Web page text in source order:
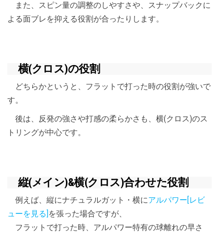
また、スピン量の調整のしやすさや、スナップバックに
よる面ブレを抑える役割が合ったりします。
横(クロス)の役割
どちらかというと、フラットで打った時の役割が強いで
す。
後は、反発の強さや打感の柔らかさも、横(クロス)のス
トリングが中心です。
縦(メイン)&横(クロス)合わせた役割
例えば、縦にナチュラルガット・横にアルパワー[レビ
ューを見る] を張った場合ですが、
フラットで打った時、アルパワー特有の球離れの早さ